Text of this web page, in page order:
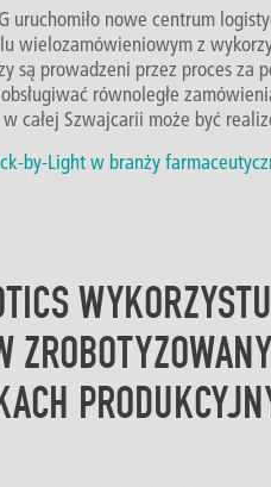
uruchomiło nowe centrum
wielozamówieniowym z
są prowadzeni przez proces za
równoległe
całej Szwajcarii może być
by-Light w branży